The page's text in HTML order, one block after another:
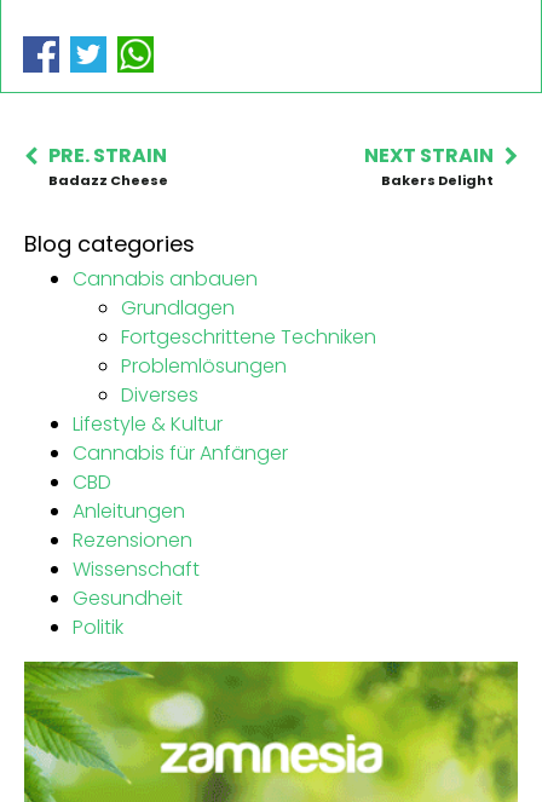
PRE. STRAIN
Badazz Cheese
NEXT STRAIN
Bakers Delight
Blog categories
Cannabis anbauen
Grundlagen
Fortgeschrittene Techniken
Problemlösungen
Diverses
Lifestyle & Kultur
Cannabis für Anfänger
CBD
Anleitungen
Rezensionen
Wissenschaft
Gesundheit
Politik